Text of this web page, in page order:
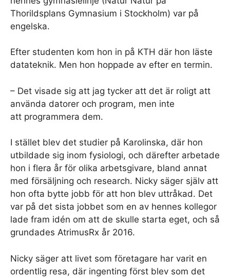
Thorildsplans Gymnasium i Stockholm) var på
engelska.
Efter studenten kom hon in på KTH där hon läste
datateknik. Men hon hoppade av efter en termin.
– Det visade sig att jag tycker att det är roligt att
använda datorer och program, men inte
att programmera dem.
I stället blev det studier på Karolinska, där hon
utbildade sig inom fysiologi, och därefter arbetade
hon i flera år för olika arbetsgivare, bland annat
med försäljning och research. Nicky säger själv att
hon ofta bytte jobb för att hon blev uttråkad. Det
var på det sista jobbet som en av hennes kollegor
lade fram idén om att de skulle starta eget, och så
grundades AtrimusRx år 2016.
Nicky säger att livet som företagare har varit en
ordentlig resa, där ingenting först blev som det